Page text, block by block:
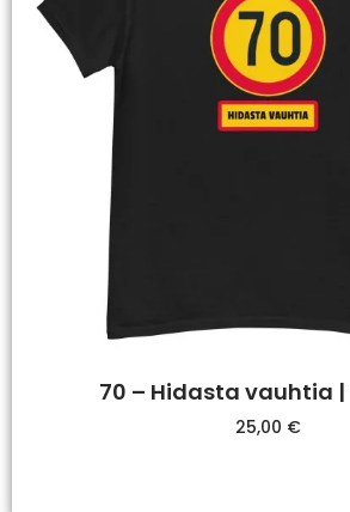
70 – Hidasta vauhtia
25,00 €